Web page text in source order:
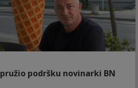
podršku novinarki BN